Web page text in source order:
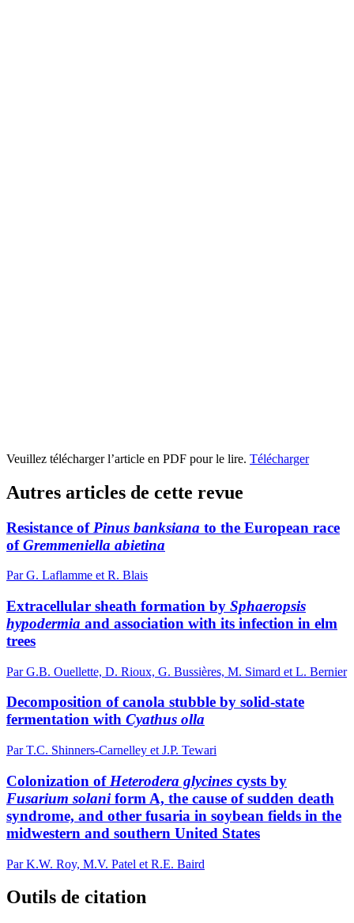
Veuillez télécharger l’article en PDF pour le lire. Télécharger
Autres articles de cette revue
Resistance of Pinus banksiana to the European race
ofGremmeniella abietina
Par G. Laflamme et R. Blais
Extracellular sheath formation by Sphaeropsis
hypodermia and association with its infection in elm
trees
Par G.B. Ouellette, D. Rioux, G. Bussières, M. Simard et L. Bernier
Decomposition of canola stubble by solid-state
fermentation with Cyathus olla
Par T.C. Shinners-Carnelley et J.P. Tewari
Colonization of Heterodera glycines cysts by
Fusarium solaniform A, the cause of sudden death
syndrome, and other fusaria in soybean fields in the
midwestern and southern United States
Par K.W. Roy, M.V. Patel et R.E. Baird
Outils de citation